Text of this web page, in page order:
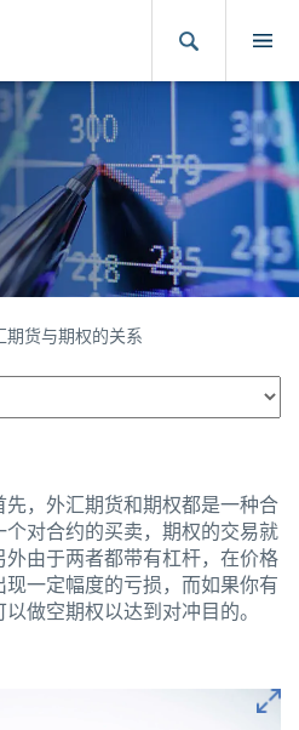
期货与期权的关系
先，外汇期货和期权都是一种合
对合约的买卖，期权的交易就
由于两者都带有杠杆，在价格
一定幅度的亏损，而如果你有
做空期权以达到对冲目的。